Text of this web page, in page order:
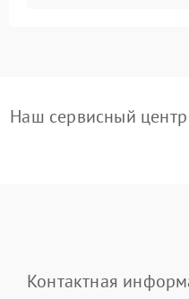
Наш сервисный
Контактная